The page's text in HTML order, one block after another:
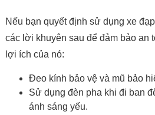
Nếu bạn quyết định sử dụng xe
các lời khuyên sau để đảm bảo an
lợi ích của nó:
Đeo kính bảo vệ và mũ bảo
Sử dụng đèn pha khi đi ban
ánh sáng yếu.